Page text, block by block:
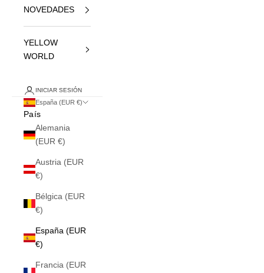
NOVEDADES
YELLOW
WORLD
INICIAR SESIÓN
España (EUR €)
País
Alemania
(EUR €)
Austria (EUR
€)
Bélgica (EUR
€)
España (EUR
€)
Francia (EUR